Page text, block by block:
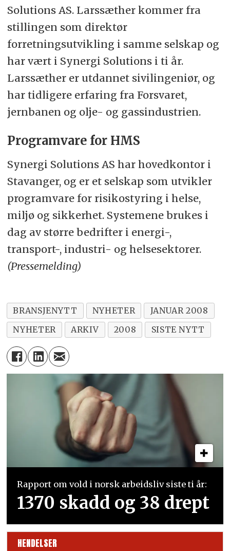
Solutions AS. Larssæther kommer fra
stillingen som direktør
forretningsutvikling i samme selskap og
har vært i Synergi Solutions i ti år.
Larssæther er utdannet sivilingeniør, og
har tidligere erfaring fra Forsvaret,
jernbanen og olje- og gassindustrien.
Programvare for HMS
Synergi Solutions AS har hovedkontor i
Stavanger, og er et selskap som utvikler
programvare for risikostyring i helse,
miljø og sikkerhet. Systemene brukes i
dag av større bedrifter i energi-,
transport-, industri- og helsesektorer.
(Pressemelding)
BRANSJENYTT NYHETER
JANUAR 2008
NYHETER
ARKIV 2008 SISTE NYTT
Rapport om vold i norsk arbeidsliv siste ti år:
1370 skadd og 38 drept
HENDELSER